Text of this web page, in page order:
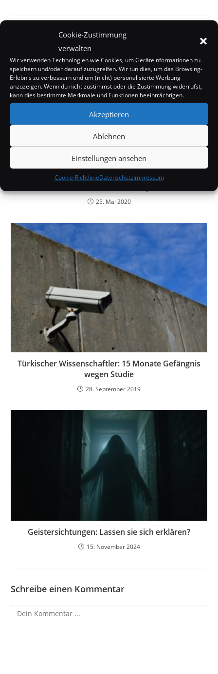
Cookie-Zustimmung
verwalten
Wir verwenden Technologien wie Cookies, um Geräteinformationen zu
speichern und/oder darauf zuzugreifen. Wir tun dies, um das Browsing-
Erlebnis zu verbessern und um (nicht) personalisierte Werbung
anzuzeigen. Wenn du nicht zustimmst oder die Zustimmung widerrufst,
kann dies bestimmte Merkmale und Funktionen beeinträchtigen.
Akzeptieren
Ablehnen
Einstellungen ansehen
Cookie-RichtlinieDatenschutzImpressum
DAS KÖNNTE DIR AUCH GEFALLEN
25. Mai 2020
Türkischer Wissenschaftler: 15 Monate Gefängnis
wegen Studie
28. September 2019
Geistersichtungen: Lassen sie sich erklären?
15. November 2024
Schreibe einen Kommentar
Kommentieren